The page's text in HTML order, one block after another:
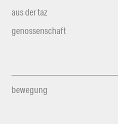
aus der taz
genossenschaft
bewegung